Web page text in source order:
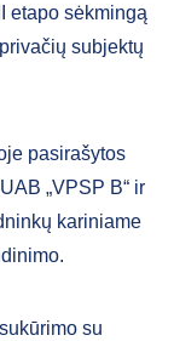
etapo sėkmingą
subjektų
pasirašytos
„VPSP B“ ir
kariniame
su